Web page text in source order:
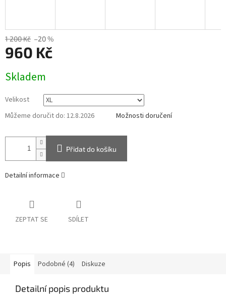
1 200 Kč –20 %
960 Kč
cena:
Skladem
Velikost
Můžeme doručit do: 12.8.2026 Možnosti doručení
Přidat do košíku
Detailní informace
ZEPTAT SE SDÍLET
Popis Podobné (4) Diskuze
Detailní popis produktu